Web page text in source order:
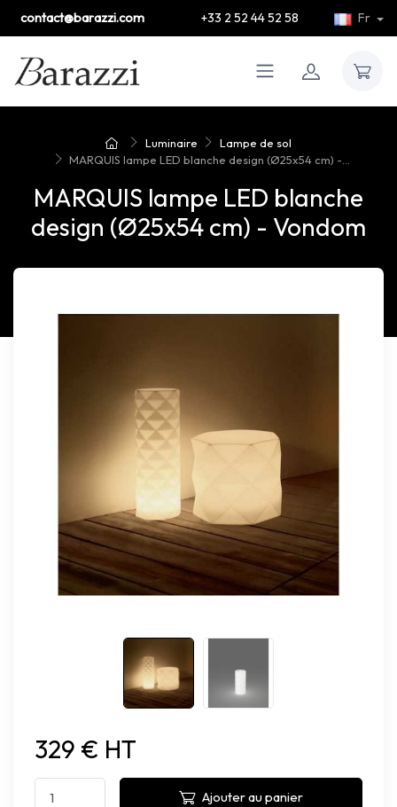
contact@barazzi.com +33 2 52 44 52 58 Fr
Luminaire
Lampe de sol
MARQUIS lampe LED blanche design (Ø25x54 cm) -...
MARQUIS lampe LED blanche
design (Ø25x54 cm) - Vondom
329 € HT
Ajouter au panier